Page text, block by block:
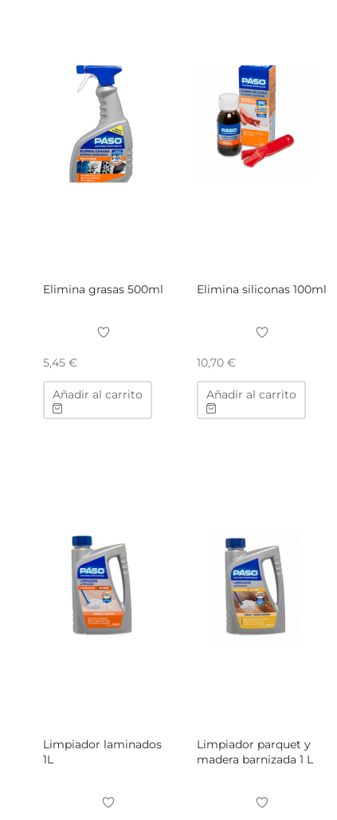
Elimina grasas 500ml
5,45€
Añadir al carrito
Elimina siliconas 100ml
10,70€
Añadir al carrito
Limpiador laminados
1L
Limpiador parquet y
madera barnizada 1 L